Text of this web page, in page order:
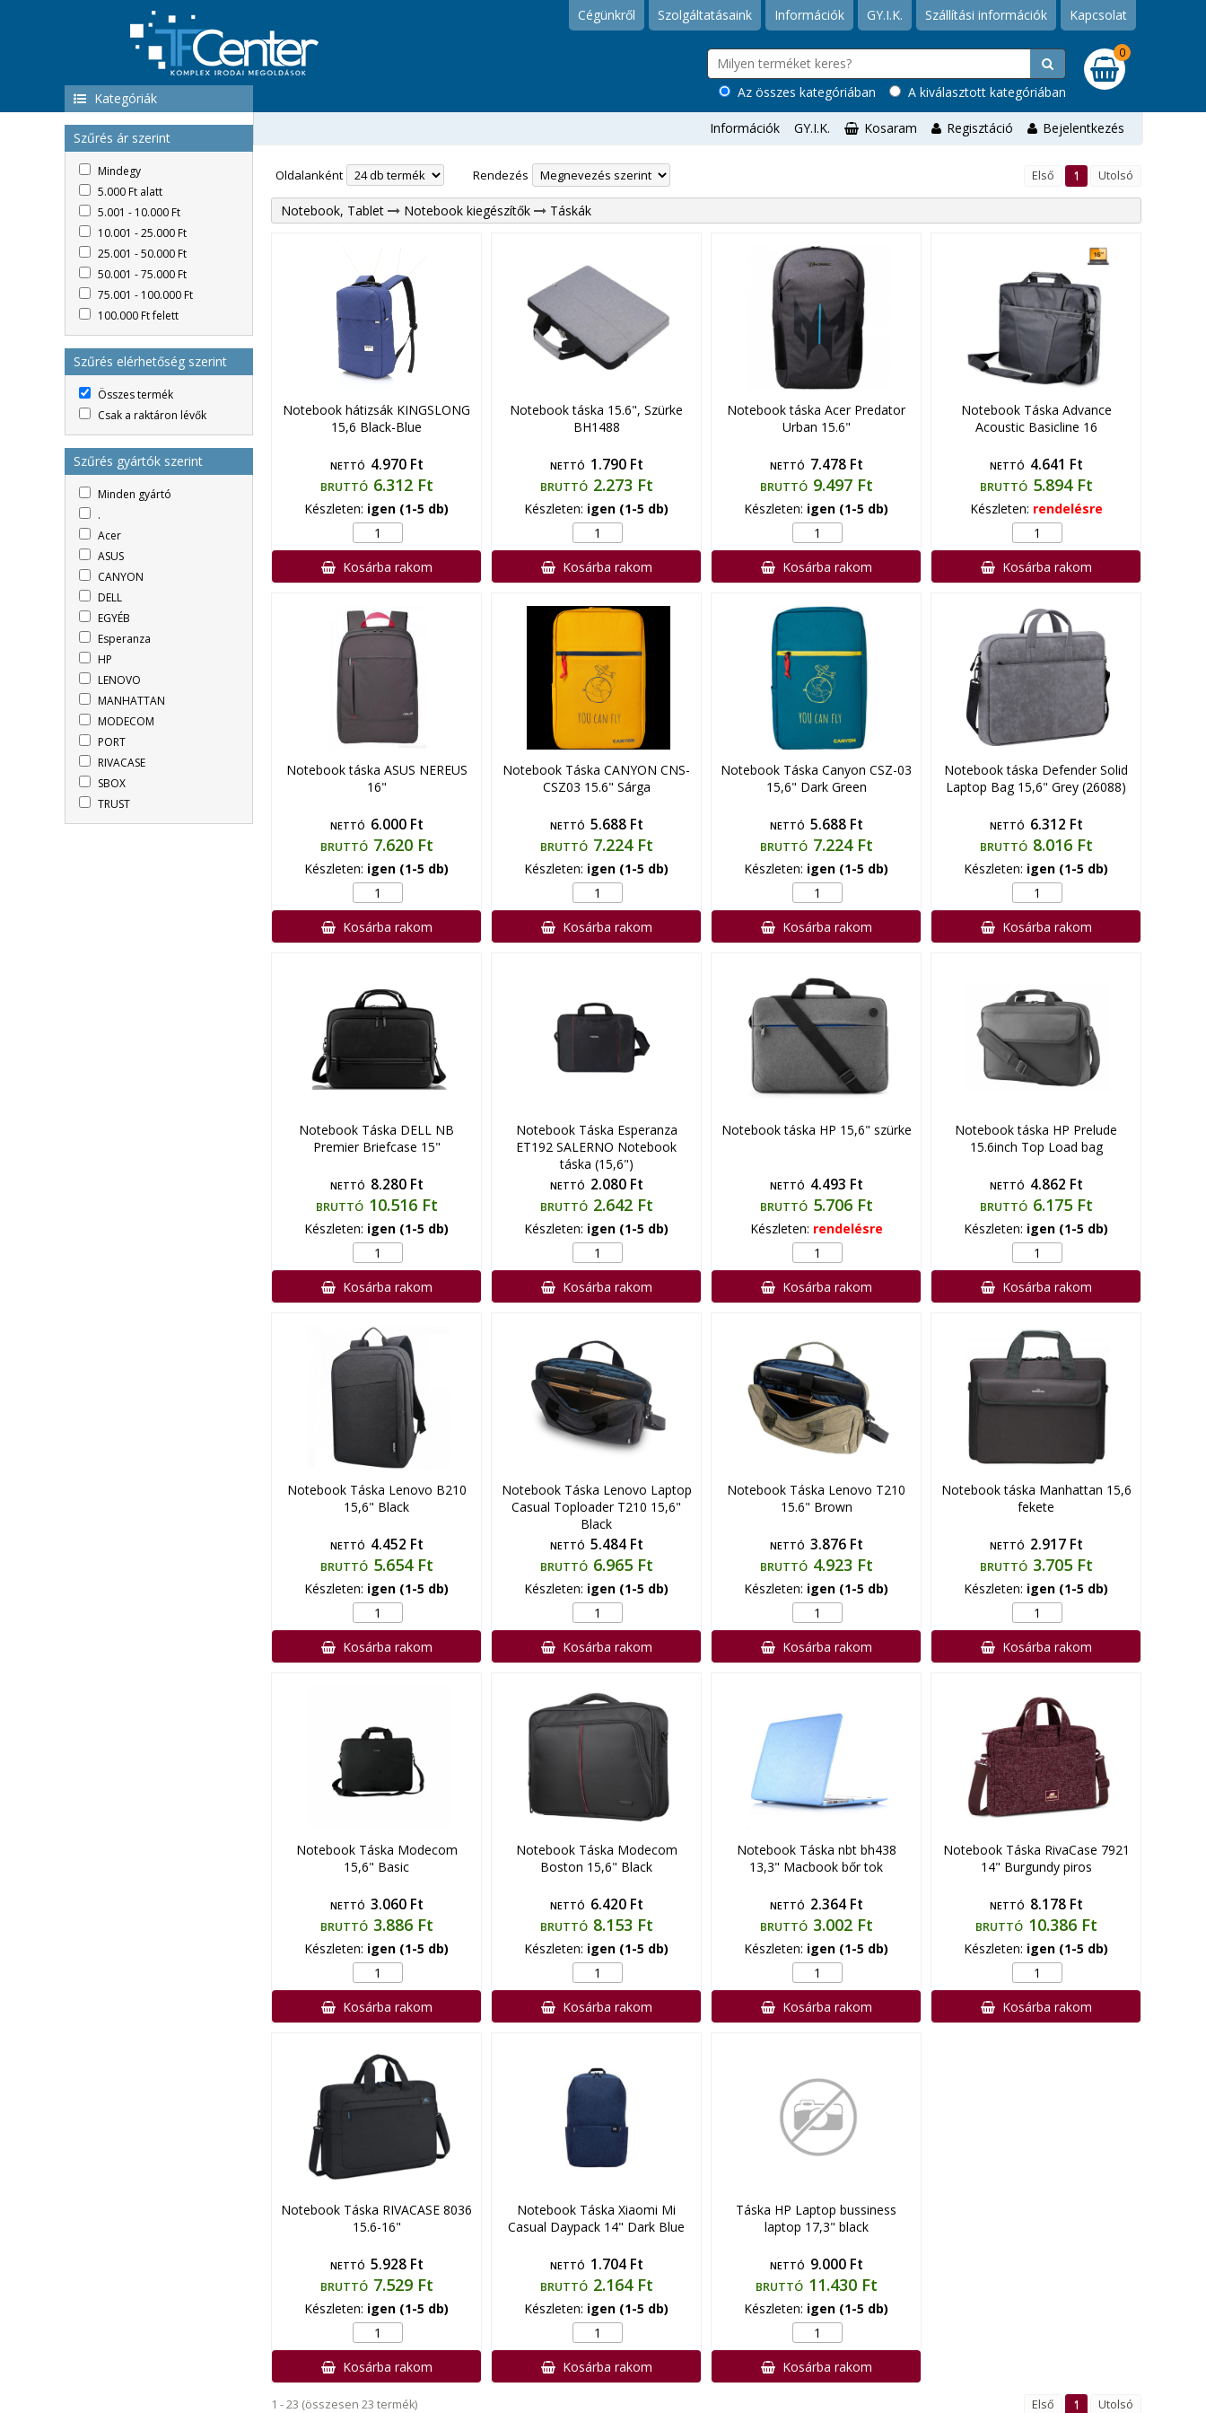
Cégünkről Szolgáltatásaink Információk GY.I.K. Szállítási információk Kapcsolat
A kiválasztott kategóriában
Az összes kategóriában
0
Kategóriák
Szűrés ár szerint
Mindegy
5.000 Ft alatt
5.001 - 10.000 Ft
10.001 - 25.000 Ft
25.001 - 50.000 Ft
50.001 - 75.000 Ft
75.001 - 100.000 Ft
100.000 Ft felett
Szűrés elérhetőség szerint
Összes termék
Csak a raktáron lévők
Szűrés gyártók szerint
Minden gyártó
.
Acer
ASUS
CANYON
DELL
EGYÉB
Esperanza
HP
LENOVO
MANHATTAN
MODECOM
PORT
RIVACASE
SBOX
TRUST
Információk GY.I.K. Kosaram Regisztáció Bejelentkezés
Oldalanként Rendezés Első 1 Utolsó
Notebook, Tablet Notebook kiegészítők Táskák
Notebook hátizsák KINGSLONG
15,6 Black-Blue
NETTÓ 4.970 Ft
BRUTTÓ 6.312 Ft
Készleten: igen (1-5 db)
Kosárba rakom
Notebook táska 15.6", Szürke
BH1488
NETTÓ 1.790 Ft
BRUTTÓ 2.273 Ft
Készleten: igen (1-5 db)
Kosárba rakom
Notebook táska Acer Predator
Urban 15.6"
NETTÓ 7.478 Ft
BRUTTÓ 9.497 Ft
Készleten: igen (1-5 db)
Kosárba rakom
Notebook Táska Advance
Acoustic Basicline 16
NETTÓ 4.641 Ft
BRUTTÓ 5.894 Ft
Készleten: rendelésre
Kosárba rakom
Notebook táska ASUS NEREUS
16"
NETTÓ 6.000 Ft
BRUTTÓ 7.620 Ft
Készleten: igen (1-5 db)
Kosárba rakom
Notebook Táska CANYON CNS-
CSZ03 15.6" Sárga
NETTÓ 5.688 Ft
BRUTTÓ 7.224 Ft
Készleten: igen (1-5 db)
Kosárba rakom
Notebook Táska Canyon CSZ-03
15,6" Dark Green
NETTÓ 5.688 Ft
BRUTTÓ 7.224 Ft
Készleten: igen (1-5 db)
Kosárba rakom
Notebook táska Defender Solid
Laptop Bag 15,6" Grey (26088)
NETTÓ 6.312 Ft
BRUTTÓ 8.016 Ft
Készleten: igen (1-5 db)
Kosárba rakom
Notebook Táska DELL NB
Premier Briefcase 15"
NETTÓ 8.280 Ft
BRUTTÓ 10.516 Ft
Készleten: igen (1-5 db)
Kosárba rakom
Notebook Táska Esperanza
ET192 SALERNO Notebook
táska (15,6")
NETTÓ 2.080 Ft
BRUTTÓ 2.642 Ft
Készleten: igen (1-5 db)
Kosárba rakom
Notebook táska HP 15,6" szürke
NETTÓ 4.493 Ft
BRUTTÓ 5.706 Ft
Készleten: rendelésre
Kosárba rakom
Notebook táska HP Prelude
15.6inch Top Load bag
NETTÓ 4.862 Ft
BRUTTÓ 6.175 Ft
Készleten: igen (1-5 db)
Kosárba rakom
Notebook Táska Lenovo B210
15,6" Black
NETTÓ 4.452 Ft
BRUTTÓ 5.654 Ft
Készleten: igen (1-5 db)
Kosárba rakom
Notebook Táska Lenovo Laptop
Casual Toploader T210 15,6"
Black
NETTÓ 5.484 Ft
BRUTTÓ 6.965 Ft
Készleten: igen (1-5 db)
Kosárba rakom
Notebook Táska Lenovo T210
15.6" Brown
NETTÓ 3.876 Ft
BRUTTÓ 4.923 Ft
Készleten: igen (1-5 db)
Kosárba rakom
Notebook táska Manhattan 15,6
fekete
NETTÓ 2.917 Ft
BRUTTÓ 3.705 Ft
Készleten: igen (1-5 db)
Kosárba rakom
Notebook Táska Modecom
15,6" Basic
NETTÓ 3.060 Ft
BRUTTÓ 3.886 Ft
Készleten: igen (1-5 db)
Kosárba rakom
Notebook Táska Modecom
Boston 15,6" Black
NETTÓ 6.420 Ft
BRUTTÓ 8.153 Ft
Készleten: igen (1-5 db)
Kosárba rakom
Notebook Táska nbt bh438
13,3" Macbook bőr tok
NETTÓ 2.364 Ft
BRUTTÓ 3.002 Ft
Készleten: igen (1-5 db)
Kosárba rakom
Notebook Táska RivaCase 7921
14" Burgundy piros
NETTÓ 8.178 Ft
BRUTTÓ 10.386 Ft
Készleten: igen (1-5 db)
Kosárba rakom
Notebook Táska RIVACASE 8036
15.6-16"
NETTÓ 5.928 Ft
BRUTTÓ 7.529 Ft
Készleten: igen (1-5 db)
Kosárba rakom
Notebook Táska Xiaomi Mi
Casual Daypack 14" Dark Blue
NETTÓ 1.704 Ft
BRUTTÓ 2.164 Ft
Készleten: igen (1-5 db)
Kosárba rakom
Táska HP Laptop bussiness
laptop 17,3" black
NETTÓ 9.000 Ft
BRUTTÓ 11.430 Ft
Készleten: igen (1-5 db)
Kosárba rakom
1 - 23 (összesen 23 termék) Első 1 Utolsó